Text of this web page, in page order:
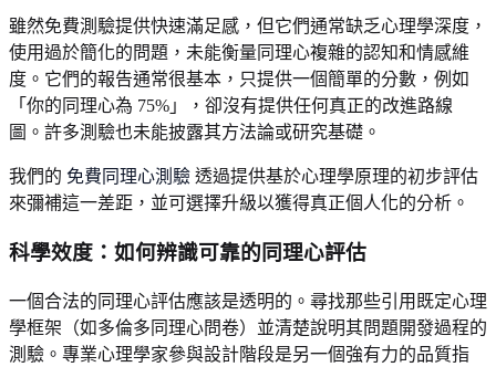
雖然免費測驗提供快速滿足感，但它們通常缺乏心理學深度，
使用過於簡化的問題，未能衡量同理心複雜的認知和情感維
度。它們的報告通常很基本，只提供一個簡單的分數，例如
「你的同理心為 75%」，卻沒有提供任何真正的改進路線
圖。許多測驗也未能披露其方法論或研究基礎。
我們的 免費同理心測驗 透過提供基於心理學原理的初步評估
來彌補這一差距，並可選擇升級以獲得真正個人化的分析。
科學效度：如何辨識可靠的同理心評估
一個合法的同理心評估應該是透明的。尋找那些引用既定心理
學框架（如多倫多同理心問卷）並清楚說明其問題開發過程的
測驗。專業心理學家參與設計階段是另一個強有力的品質指